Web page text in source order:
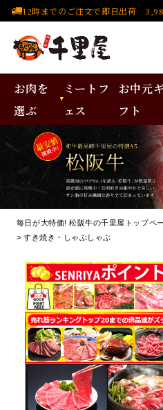
12時までのご注文で即日出荷
お肉を
選ぶ
ミートフ
ェス
お中元
フト
毎日が大特価! 松阪牛の千里屋トップペ
すき焼き・しゃぶしゃぶ